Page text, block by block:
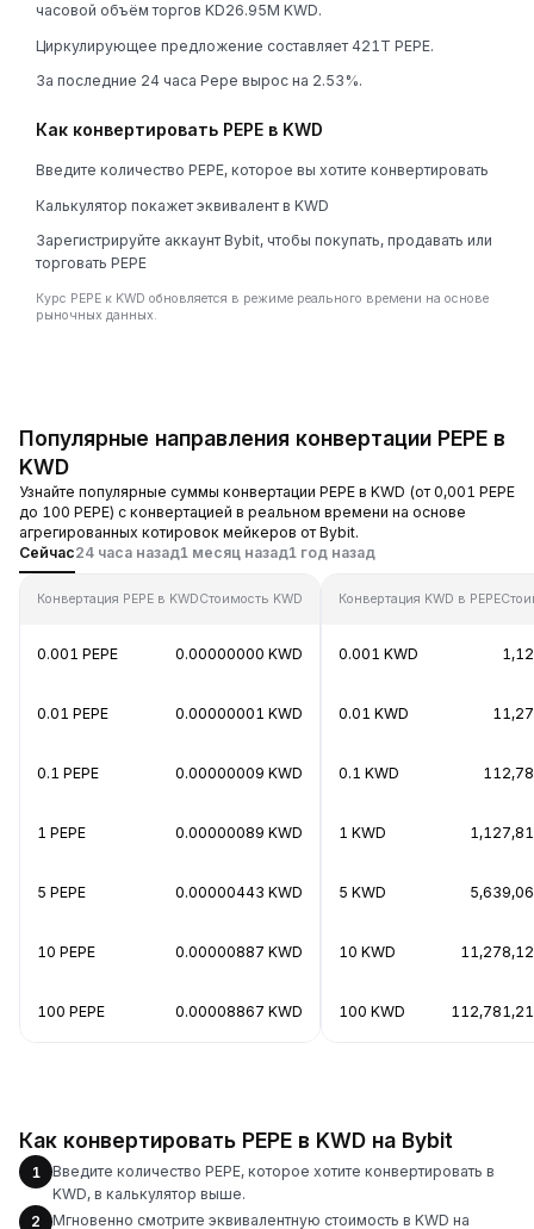
часовой объём торгов KD26.95M KWD.
Циркулирующее предложение составляет 421T PEPE.
За последние 24 часа Pepe вырос на 2.53%.
Как конвертировать PEPE в KWD
Введите количество PEPE, которое вы хотите конвертировать
Калькулятор покажет эквивалент в KWD
Зарегистрируйте аккаунт Bybit, чтобы покупать, продавать или
торговать PEPE
Курс PEPE к KWD обновляется в режиме реального времени на основе
рыночных данных.
Популярные направления конвертации PEPE в
KWD
Узнайте популярные суммы конвертации PEPE в KWD (от 0,001 PEPE
до 100 PEPE) с конвертацией в реальном времени на основе
агрегированных котировок мейкеров от Bybit.
Сейчас24 часа назад1 месяц назад1 год назад
Конвертация PEPE в KWDСтоимость KWD
0.001 PEPE 0.00000000 KWD
0.01 PEPE 0.00000001 KWD
0.1 PEPE 0.00000009 KWD
1 PEPE 0.00000089 KWD
5 PEPE 0.00000443 KWD
10 PEPE 0.00000887 KWD
100 PEPE 0.00008867 KWD
Конвертация KWD в PEPE
0.001 KWD
0.01 KWD
0.1 KWD
1 KWD
5 KWD
10 KWD
100 KWD
Как конвертировать PEPE в KWD на Bybit
1
Введите количество PEPE, которое хотите конвертировать в
KWD, в калькулятор выше.
2
Мгновенно смотрите эквивалентную стоимость в KWD на